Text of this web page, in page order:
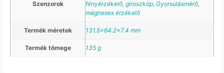
Szenzorok fényérzékelő, giroszkóp, Gyorsulásmérő,
mágneses érzékelő
Termék méretek 131.5×64.2×7.4 mm
Termék tömege 135 g